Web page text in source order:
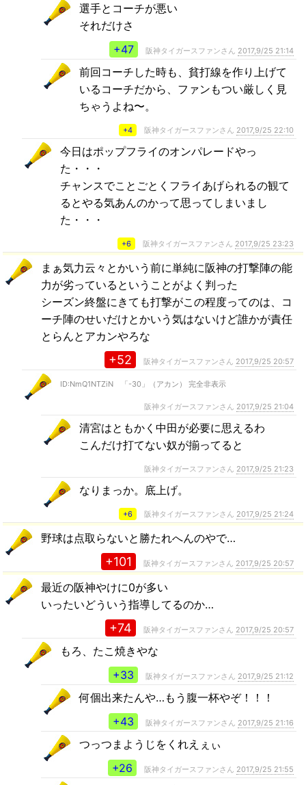
選手とコーチが悪い
それだけさ
+47
阪神タイガースファンさん 2017,9/25 21:14
前回コーチした時も、貧打線を作り上げて
いるコーチだから、ファンもつい厳しく見
ちゃうよね〜。
+4 阪神タイガースファンさん 2017,9/25 22:10
今日はポップフライのオンパレードやっ
た・・・
チャンスでことごとくフライあげられるの観て
るとやる気あんのかって思ってしまいまし
た・・・
+6 阪神タイガースファンさん 2017,9/25 23:23
まぁ気力云々とかいう前に単純に阪神の打撃陣の能
力が劣っているということがよく判った
シーズン終盤にきても打撃がこの程度ってのは、コ
ーチ陣のせいだけとかいう気はないけど誰かが責任
とらんとアカンやろな
+52 阪神タイガースファンさん 2017,9/25 20:57
ID:NmQ1NTZiN 「-30」（アカン） 完全非表示
阪神タイガースファンさん 2017,9/25 21:04
清宮はともかく中田が必要に思えるわ
こんだけ打てない奴が揃ってると
阪神タイガースファンさん 2017,9/25 21:23
なりまっか。底上げ。
+6 阪神タイガースファンさん 2017,9/25 21:24
野球は点取らないと勝たれへんのやで…
+101 阪神タイガースファンさん 2017,9/25 20:57
最近の阪神やけに0が多い
いったいどういう指導してるのか…
+74 阪神タイガースファンさん 2017,9/25 20:57
もろ、たこ焼きやな
+33
阪神タイガースファンさん 2017,9/25 21:12
何個出来たんや…もう腹一杯やぞ！！！
+43
阪神タイガースファンさん 2017,9/25 21:16
つっつまようじをくれえぇぃ
+26
阪神タイガースファンさん 2017,9/25 21:55